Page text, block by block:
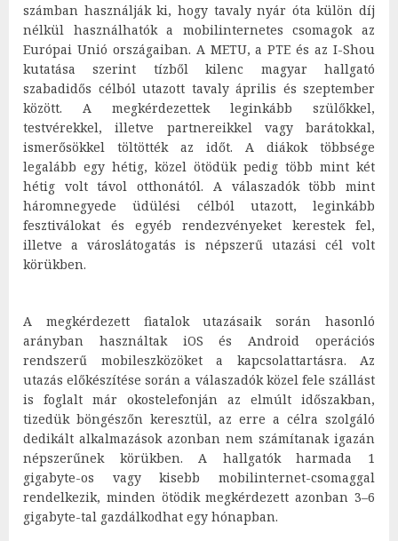
számban használják ki, hogy tavaly nyár óta külön díj
nélkül használhatók a mobilinternetes csomagok az
Európai Unió országaiban. A METU, a PTE és az I-Shou
kutatása szerint tízből kilenc magyar hallgató
szabadidős célból utazott tavaly április és szeptember
között. A megkérdezettek leginkább szülőkkel,
testvérekkel, illetve partnereikkel vagy barátokkal,
ismerősökkel töltötték az időt. A diákok többsége
legalább egy hétig, közel ötödük pedig több mint két
hétig volt távol otthonától. A válaszadók több mint
háromnegyede üdülési célból utazott, leginkább
fesztiválokat és egyéb rendezvényeket kerestek fel,
illetve a városlátogatás is népszerű utazási cél volt
körükben.
A megkérdezett fiatalok utazásaik során hasonló
arányban használtak iOS és Android operációs
rendszerű mobileszközöket a kapcsolattartásra. Az
utazás előkészítése során a válaszadók közel fele szállást
is foglalt már okostelefonján az elmúlt időszakban,
tizedük böngészőn keresztül, az erre a célra szolgáló
dedikált alkalmazások azonban nem számítanak igazán
népszerűnek körükben. A hallgatók harmada 1
gigabyte-os vagy kisebb mobilinternet-csomaggal
rendelkezik, minden ötödik megkérdezett azonban 3–6
gigabyte-tal gazdálkodhat egy hónapban.